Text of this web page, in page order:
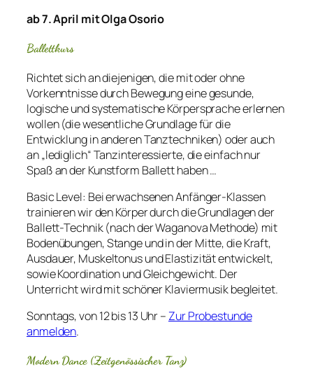
ab 7. April mit Olga Osorio
Ballettkurs
Richtet sich an diejenigen, die mit oder ohne
Vorkenntnisse durch Bewegung eine gesunde,
logische und systematische Körpersprache erlernen
wollen (die wesentliche Grundlage für die
Entwicklung in anderen Tanztechniken) oder auch
an „lediglich“ Tanzinteressierte, die einfach nur
Spaß an der Kunstform Ballett haben …
Basic Level: Bei erwachsenen Anfänger-Klassen
trainieren wir den Körper durch die Grundlagen der
Ballett-Technik (nach der Waganova Methode) mit
Bodenübungen, Stange und in der Mitte, die Kraft,
Ausdauer, Muskeltonus und Elastizität entwickelt,
sowie Koordination und Gleichgewicht. Der
Unterricht wird mit schöner Klaviermusik begleitet.
Sonntags, von 12 bis 13 Uhr – Zur Probestunde
anmelden.
Modern Dance (Zeitgenössischer Tanz)